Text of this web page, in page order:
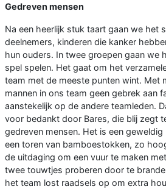
Gedreven mensen
Na een heerlijk stuk taart gaan we het
deelnemers, kinderen die kanker
hun ouders. In twee groepen gaan we
spel spelen. Het gaat om het
team met de meeste punten wint. Met
mannen in ons team geen gebrek aan
aanstekelijk op de andere teamleden.
voor bedankt door Bares, die blij zegt
gedreven mensen. Het is een
een toren van bamboestokken, zo
de uitdaging om een vuur te maken
twee touwtjes proberen door te
het team lost raadsels op om extra